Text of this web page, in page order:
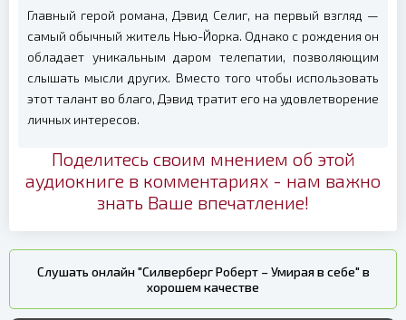
Главный герой романа, Дэвид Селиг, на первый взгляд —
самый обычный житель Нью-Йорка. Однако с рождения он
обладает уникальным даром телепатии, позволяющим
слышать мысли других. Вместо того чтобы использовать
этот талант во благо, Дэвид тратит его на удовлетворение
личных интересов.
Поделитесь своим мнением об этой
аудиокниге в комментариях - нам важно
знать Ваше впечатление!
Слушать онлайн "Силверберг Роберт – Умирая в себе" в
хорошем качестве